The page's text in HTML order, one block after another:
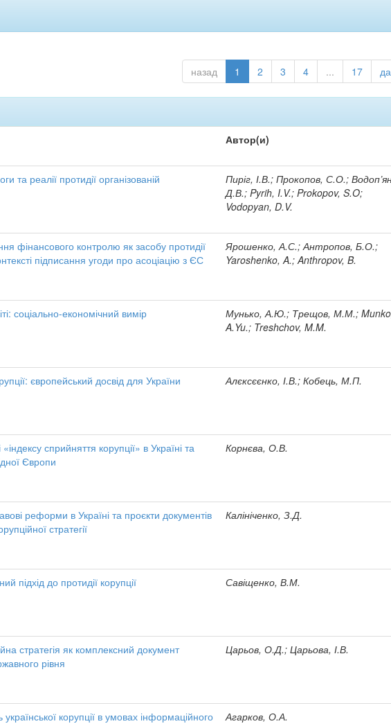
назад 1 2 3 4 ... 17
Автор(и)
та реалії протидії організованій
Пиріг, І.В.; Прокопов, С.О.;
Д.В.; Pyrih, I.V.; Prokopov, S.O;
Vodopyan, D.V.
фінансового контролю як засобу протидії
підписання угоди про асоціацію з ЄС
Ярошенко, А.С.; Антропов, Б.О.;
Yaroshenko, A.; Anthropov, B.
соціально-економічний вимір
Мунько, А.Ю.; Трещов, М.М.;
A.Yu.; Treshchov, M.M.
європейський досвід для України Алєксєєнко, І.В.; Кобець, М.П.
сприйняття корупції» в Україні та
Європи
Корнєва, О.В.
реформи в Україні та проєкти документів
стратегії
Калініченко, З.Д.
підхід до протидії корупції Савіщенко, В.М.
стратегія як комплексний документ
рівня
Царьов, О.Д.; Царьова, І.В.
української корупції в умовах інформаційного
Агарков, О.А.